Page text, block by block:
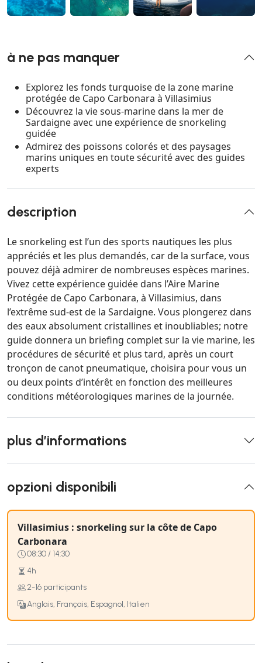
à ne pas manquer
Explorez les fonds turquoise de la zone marine
protégée de Capo Carbonara à Villasimius
Découvrez la vie sous-marine dans la mer de
Sardaigne avec une expérience de snorkeling
guidée
Admirez des poissons colorés et des paysages
marins uniques en toute sécurité avec des guides
experts
description
Le snorkeling est l’un des sports nautiques les plus
appréciés et les plus demandés, car de la surface, vous
pouvez déjà admirer de nombreuses espèces marines.
Vivez cette expérience guidée dans l’Aire Marine
Protégée de Capo Carbonara, à Villasimius, dans
l’extrême sud-est de la Sardaigne. Vous plongerez dans
des eaux absolument cristallines et inoubliables; notre
guide donnera un briefing complet sur la vie marine, les
procédures de sécurité et plus tard, après un court
tronçon de canot pneumatique, choisira pour vous un
ou deux points d’intérêt en fonction des meilleures
conditions météorologiques marines de la journée.
plus d’informations
opzioni disponibili
Villasimius : snorkeling sur la côte de Capo
Carbonara
08:30 / 14:30
4h
2-16 participants
Anglais, Français, Espagnol, Italien